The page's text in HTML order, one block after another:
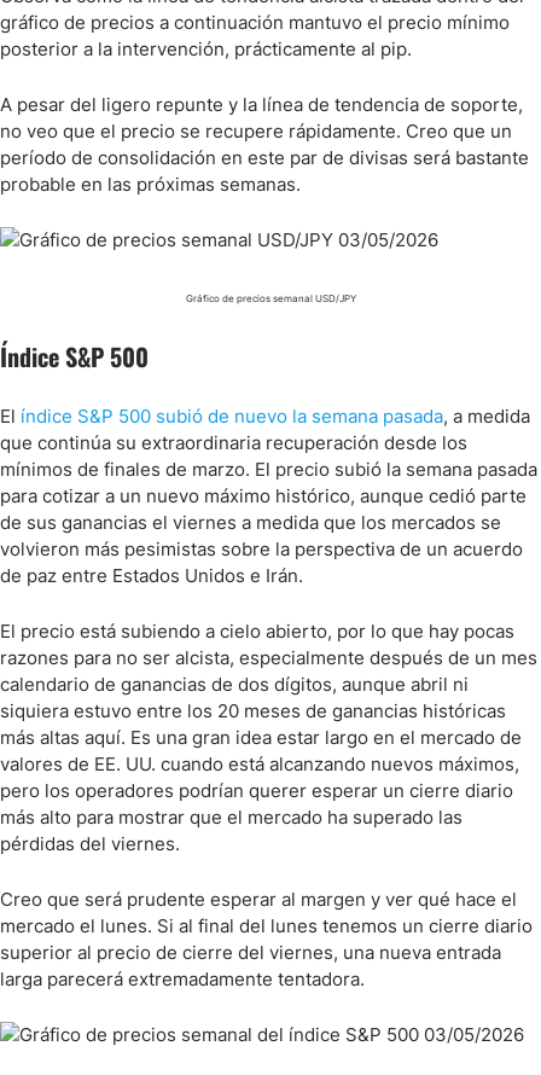
gráfico de precios a continuación mantuvo el precio mínimo
posterior a la intervención, prácticamente al pip.
A pesar del ligero repunte y la línea de tendencia de soporte,
no veo que el precio se recupere rápidamente. Creo que un
período de consolidación en este par de divisas será bastante
probable en las próximas semanas.
Gráfico de precios semanal USD/JPY
Índice S&P 500
El índice S&P 500 subió de nuevo la semana pasada, a medida
que continúa su extraordinaria recuperación desde los
mínimos de finales de marzo. El precio subió la semana pasada
para cotizar a un nuevo máximo histórico, aunque cedió parte
de sus ganancias el viernes a medida que los mercados se
volvieron más pesimistas sobre la perspectiva de un acuerdo
de paz entre Estados Unidos e Irán.
El precio está subiendo a cielo abierto, por lo que hay pocas
razones para no ser alcista, especialmente después de un mes
calendario de ganancias de dos dígitos, aunque abril ni
siquiera estuvo entre los 20 meses de ganancias históricas
más altas aquí. Es una gran idea estar largo en el mercado de
valores de EE. UU. cuando está alcanzando nuevos máximos,
pero los operadores podrían querer esperar un cierre diario
más alto para mostrar que el mercado ha superado las
pérdidas del viernes.
Creo que será prudente esperar al margen y ver qué hace el
mercado el lunes. Si al final del lunes tenemos un cierre diario
superior al precio de cierre del viernes, una nueva entrada
larga parecerá extremadamente tentadora.